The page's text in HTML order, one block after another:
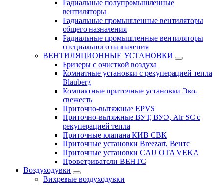
Радиальные полупромышленные
вентиляторы
Радиальные промышленные вентиляторы
общего назначения
Радиальные промышленные вентиляторы
специального назначения
ВЕНТИЛЯЦИОННЫЕ УСТАНОВКИ
Бризеры с очисткой воздуха
Комнатные установки с рекуперацией тепла
Blauberg
Компактные приточные установки Эко-
свежесть
Приточно-вытяжные EPVS
Приточно-вытяжные ВУТ, ВУЭ, Air SC с
рекуперацией тепла
Приточные клапана КИВ СВК
Приточные установки Breezart, Вентс
Приточные установки CAU OTA VEKA
Проветриватели ВЕНТС
Воздуходувки
Вихревые воздуходувки